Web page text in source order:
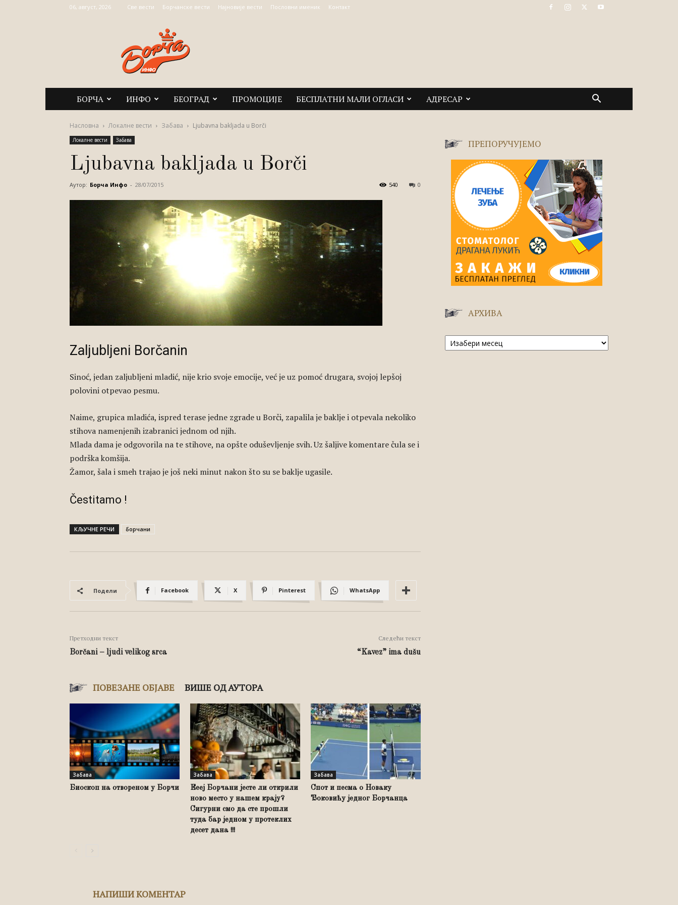
06, август, 2026 Све вести Борчанске вести Најновије вести Пословни именик Контакт
БОРЧА ИНФО БЕОГРАД ПРОМОЦИЈЕ БЕСПЛАТНИ МАЛИ ОГЛАСИ АДРЕСАР
Насловна Локалне вести Забава Ljubavna bakljada u Borči
Локалне вести Забава
Ljubavna bakljada u Borči
Аутор: Борча Инфо - 28/07/2015 0
540
Zaljubljeni Borčanin
Sinoć, jedan zaljubljeni mladić, nije krio svoje emocije, već je uz pomoć drugara, svojoj lepšoj
polovini otpevao pesmu.
Naime, grupica mladića, ispred terase jedne zgrade u Borči, zapalila je baklje i otpevala nekoliko
stihova namenjenih izabranici jednom od njih.
Mlada dama je odgovorila na te stihove, na opšte oduševljenje svih. Uz šaljive komentare čula se i
podrška komšija.
Žamor, šala i smeh trajao je još neki minut nakon što su se baklje ugasile.
Čestitamo !
КЉУЧНЕ РЕЧИ борчани
Подели Facebook X Pinterest WhatsApp
Претходни текст
Borčani – ljudi velikog srca
Следећи текст
“Kavez” ima dušu
ПОВЕЗАНЕ ОБЈАВЕ ВИШЕ ОД АУТОРА
Забава
Биоскоп на отвореном у Борчи
Забава
Еееј Борчани јесте ли открили
ново место у нашем крају?
Сигурни смо да сте прошли
туда бар једном у протеклих
десет дана !!!
Забава
Спот и песма о Новаку
Ђоковићу једног Борчанца
НАПИШИ КОМЕНТАР
ПРЕПОРУЧУЈЕМО
АРХИВА
Архива